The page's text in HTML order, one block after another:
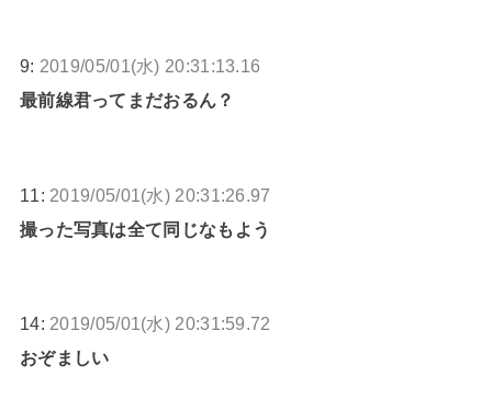
9: 2019/05/01(水) 20:31:13.16
最前線君ってまだおるん？
11: 2019/05/01(水) 20:31:26.97
撮った写真は全て同じなもよう
14: 2019/05/01(水) 20:31:59.72
おぞましい